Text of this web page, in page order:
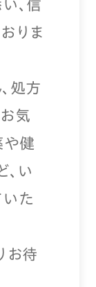
、信
りま
処方
気
や健
、い
た
お待